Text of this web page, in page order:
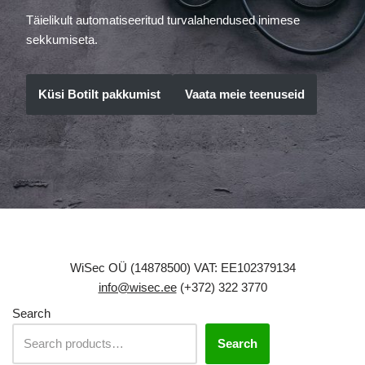
Täielikult automatiseeritud turvalahendused inimese
sekkumiseta.
Küsi Botilt pakkumist Vaata meie teenuseid
WiSec OÜ (14878500) VAT: EE102379134
info@wisec.ee(+372) 322 3770
Search
Search